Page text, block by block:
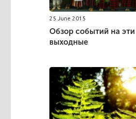
25 June 2015
Обзор событий на эти
выходные